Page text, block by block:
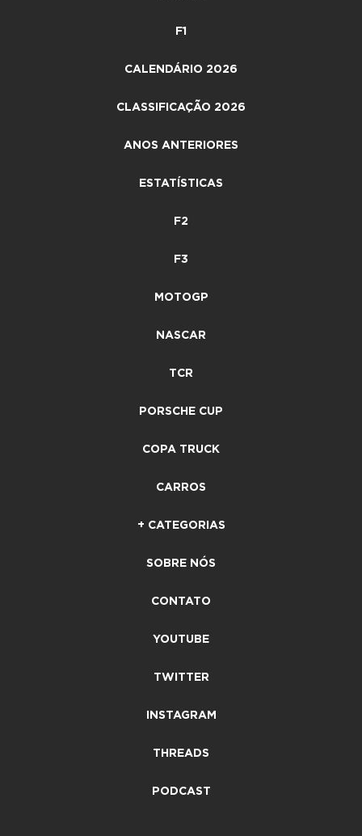
F1
CALENDÁRIO 2026
CLASSIFICAÇÃO 2026
ANOS ANTERIORES
ESTATÍSTICAS
F2
F3
MOTOGP
NASCAR
TCR
PORSCHE CUP
COPA TRUCK
CARROS
+ CATEGORIAS
SOBRE NÓS
CONTATO
YOUTUBE
TWITTER
INSTAGRAM
THREADS
PODCAST